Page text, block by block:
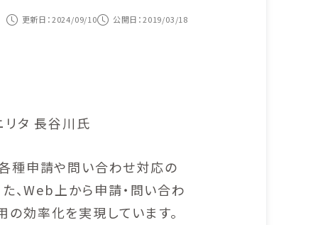
更新日：2024/09/10 公開日：2019/03/18
リタ 長谷川氏
種申請や問い合わせ対応の
、Web上から申請・問い合わ
効率化を実現しています。